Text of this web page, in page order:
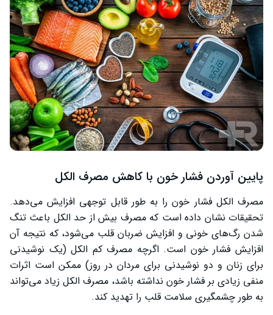
پایین آوردن فشار خون با کاهش مصرف الکل
مصرف الکل فشار خون را به طور قابل توجهی افزایش می‌دهد.
تحقیقات نشان داده است که مصرف بیش از حد الکل باعث تنگ
شدن رگ‌های خونی و افزایش ضربان قلب می‌شود، که نتیجه آن
افزایش فشار خون است. اگرچه مصرف کم الکل (یک نوشیدنی
برای زنان و دو نوشیدنی برای مردان در روز) ممکن است اثرات
منفی زیادی بر فشار خون نداشته باشد، مصرف الکل زیاد می‌تواند
به طور چشمگیری سلامت قلب را تهدید کند.